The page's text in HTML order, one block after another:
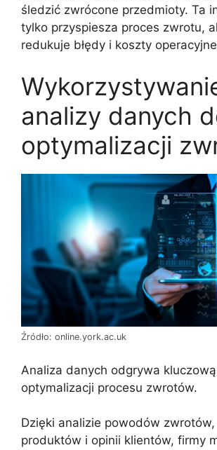
śledzić zwrócone przedmioty. Ta
tylko przyspiesza proces zwrotu,
redukuje błędy i koszty
analizy danych
optymalizacji
Źródło: online.york.ac.uk
Analiza danych odgrywa
optymalizacji procesu zwrotów.
Dzięki analizie powodów
produktów i opinii klientów, firmy